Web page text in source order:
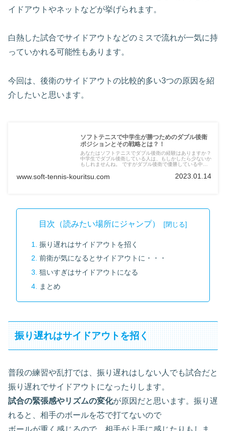
イドアウトやネットなどが挙げられます。
白熱した試合でサイドアウトなどのミスで流れが一気に持
っていかれる可能性もあります。
今回は、後衛のサイドアウトの比較的多い3つの原因を紹
介したいと思います。
ソフトテニスで中学生が勝つためのダブル後衛
ポジションとその戦略とは？！
あなたはソフトテニスでダブル後衛の経験はありますか？
中学生でダブル後衛している人は、もしかしたら少ないか
もしれませんね。 ですがダブル後衛で優勝している中学
しいポジションや戦略についてお教えします！ ぜひダブ
ル後衛でソフトテニスの試合に勝ちましょう！
www.soft-tennis-kouritsu.com 2023.01.14
目次（読みたい場所にジャンプ）
振り遅れはサイドアウトを招く
前衛が気になるとサイドアウトに・・・
狙いすぎはサイドアウトになる
まとめ
振り遅れはサイドアウトを招く
普段の練習や乱打では、振り遅れはしない人でも試合だと
振り遅れでサイドアウトになったりします。
試合の緊張感やリズムの変化が原因だと思います。振り遅
れると、相手のボールを芯で打てないので